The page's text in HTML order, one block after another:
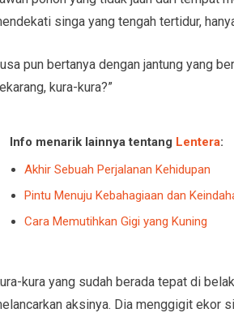
singa yang tengah tertidur,
pun bertanya dengan jantung yang
kura-kura?”
Info menarik lainnya tentang Lentera:
Akhir Sebuah Perjalanan Kehidupan
Pintu Menuju Kebahagiaan dan
Cara Memutihkan Gigi yang Kuning
kura yang sudah berada tepat di
aksinya. Dia menggigit ekor